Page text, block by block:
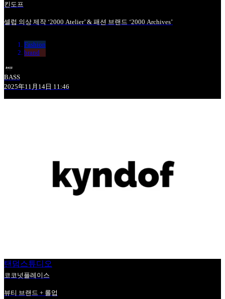
킨도프
셀럽 의상 제작 ‘2000 Atelier’ & 패션 브랜드 ‘2000 Archives’
Fashion
brand
BASS
2025年11月14日 11:46
탠덤스튜디오
코코넛플레이스
뷰티 브랜드 + 롤업